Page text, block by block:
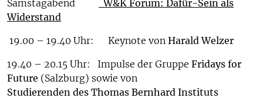
Samstagabend
W&K Forum: Dafür-Sein als
Widerstand
19.00 – 19.40 Uhr: Keynote von Harald Welzer
19.40 – 20.15 Uhr:
Impulse der Gruppe Fridays for
Future (Salzburg) sowie von
Studierenden des Thomas Bernhard Instituts